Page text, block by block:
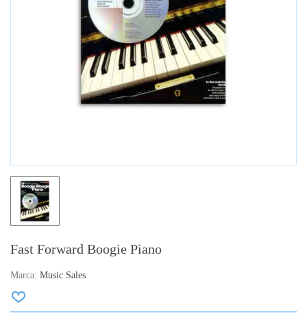
Fast Forward Boogie Piano
Marca: Music Sales